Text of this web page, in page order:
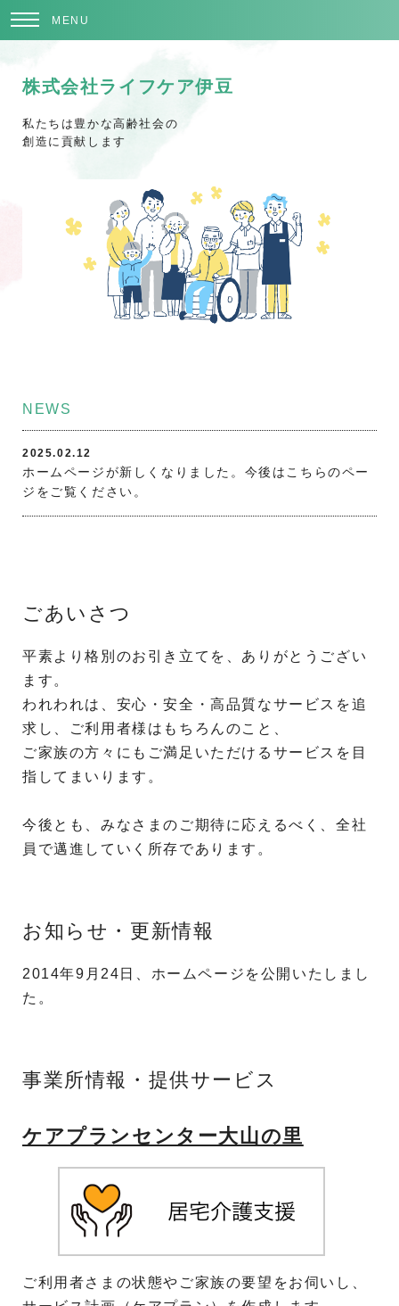
MENU
株式会社ライフケア伊豆
私たちは豊かな高齢社会の
創造に貢献します
NEWS
2025.02.12
ホームページが新しくなりました。今後はこちらのペー
ジをご覧ください。
ごあいさつ
平素より格別のお引き立てを、ありがとうござい
ます。
われわれは、安心・安全・高品質なサービスを追
求し、ご利用者様はもちろんのこと、
ご家族の方々にもご満足いただけるサービスを目
指してまいります。
今後とも、みなさまのご期待に応えるべく、全社
員で邁進していく所存であります。
お知らせ・更新情報
2014年9月24日、ホームページを公開いたしまし
た。
事業所情報・提供サービス
ケアプランセンター大山の里
ご利用者さまの状態やご家族の要望をお伺いし、